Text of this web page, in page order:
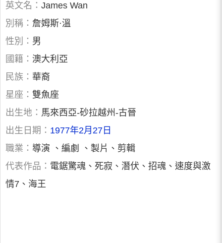
英文名： James Wan
別稱： 詹姆斯·溫
性別： 男
國籍： 澳大利亞
民族： 華裔
星座： 雙魚座
出生地： 馬來西亞-砂拉越州-古晉
出生日期： 1977年2月27日
職業： 導演 、編劇 、製片、剪輯
代表作品： 電鋸驚魂、死寂、潛伏、招魂、速度與激
情7、海王